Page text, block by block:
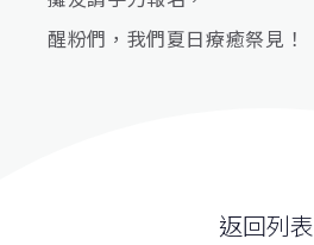
醒粉們，我們夏日療癒祭見！
返回列表